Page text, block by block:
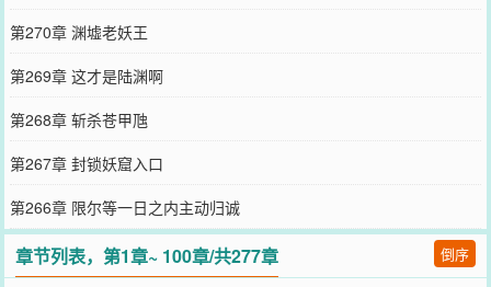
第270章 渊墟老妖王
第269章 这才是陆渊啊
第268章 斩杀苍甲虺
第267章 封锁妖窟入口
第266章 限尔等一日之内主动归诚
章节列表，第1章~ 100章/共277章 倒序